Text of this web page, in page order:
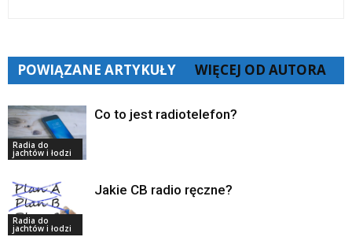
POWIĄZANE ARTYKUŁY WIĘCEJ OD AUTORA
Radia do
jachtów i łodzi
Co to jest radiotelefon?
Radia do
jachtów i łodzi
Jakie CB radio ręczne?